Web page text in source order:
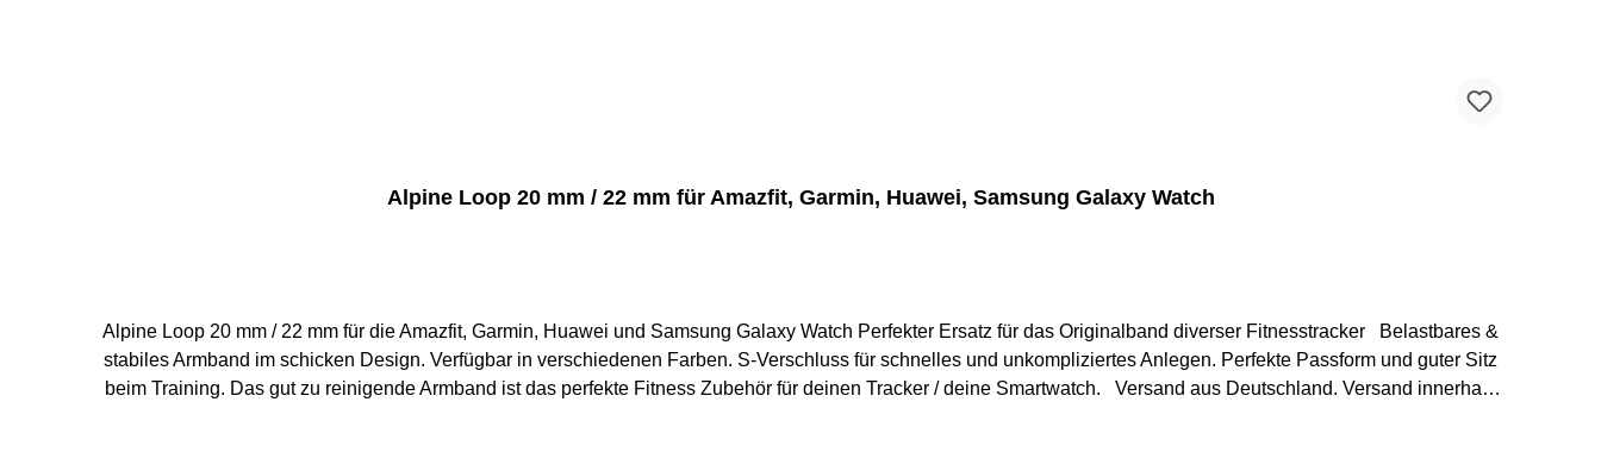
Alpine Loop 20 mm / 22 mm für Amazfit, Garmin, Huawei, Samsung Galaxy Watch
Alpine Loop 20 mm / 22 mm für die Amazfit, Garmin, Huawei und Samsung Galaxy Watch Perfekter Ersatz für das Originalband diverser Fitnesstracker Belastbares &
stabiles Armband im schicken Design. Verfügbar in verschiedenen Farben. S-Verschluss für schnelles und unkompliziertes Anlegen. Perfekte Passform und guter Sitz
beim Training. Das gut zu reinigende Armband ist das perfekte Fitness Zubehör für deinen Tracker / deine Smartwatch. Versand aus Deutschland. Versand innerhalb